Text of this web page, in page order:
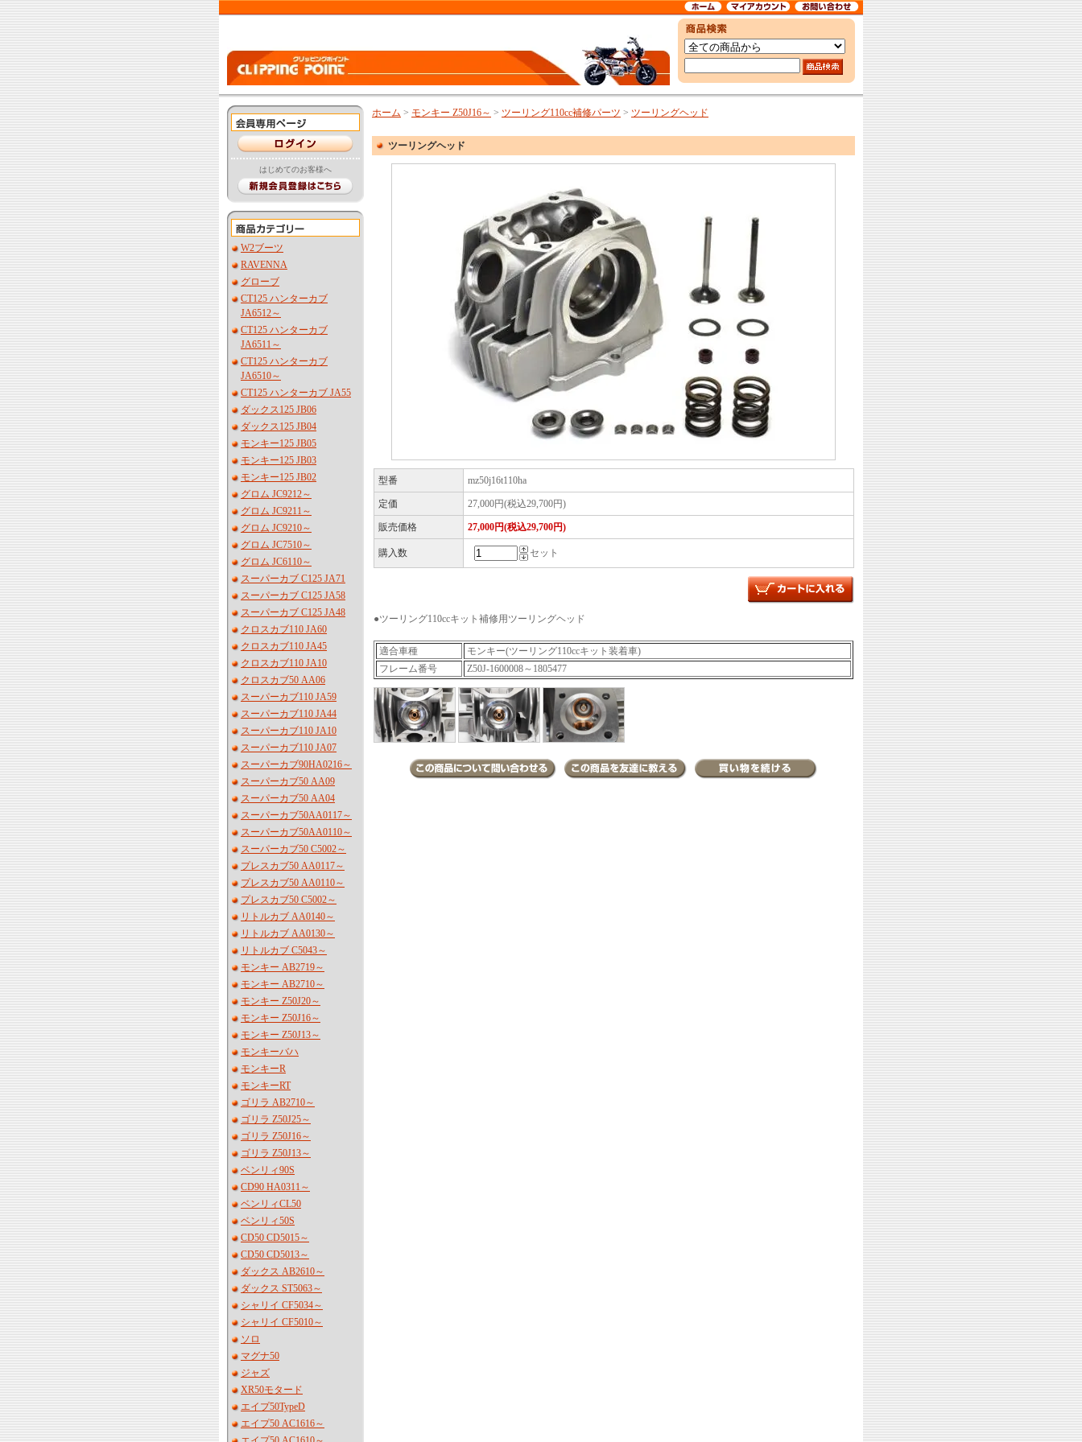
はじめてのお客様へ
W2ブーツ
RAVENNA
グローブ
CT125 ハンターカブ
JA6512～
CT125 ハンターカブ
JA6511～
CT125 ハンターカブ
JA6510～
CT125 ハンターカブ JA55
ダックス125 JB06
ダックス125 JB04
モンキー125 JB05
モンキー125 JB03
モンキー125 JB02
グロム JC9212～
グロム JC9211～
グロム JC9210～
グロム JC7510～
グロム JC6110～
スーパーカブ C125 JA71
スーパーカブ C125 JA58
スーパーカブ C125 JA48
クロスカブ110 JA60
クロスカブ110 JA45
クロスカブ110 JA10
クロスカブ50 AA06
スーパーカブ110 JA59
スーパーカブ110 JA44
スーパーカブ110 JA10
スーパーカブ110 JA07
スーパーカブ90HA0216～
スーパーカブ50 AA09
スーパーカブ50 AA04
スーパーカブ50AA0117～
スーパーカブ50AA0110～
スーパーカブ50 C5002～
プレスカブ50 AA0117～
プレスカブ50 AA0110～
プレスカブ50 C5002～
リトルカブ AA0140～
リトルカブ AA0130～
リトルカブ C5043～
モンキー AB2719～
モンキー AB2710～
モンキー Z50J20～
モンキー Z50J16～
モンキー Z50J13～
モンキーバハ
モンキーR
モンキーRT
ゴリラ AB2710～
ゴリラ Z50J25～
ゴリラ Z50J16～
ゴリラ Z50J13～
ベンリィ90S
CD90 HA0311～
ベンリィCL50
ベンリィ50S
CD50 CD5015～
CD50 CD5013～
ダックス AB2610～
ダックス ST5063～
シャリイ CF5034～
シャリイ CF5010～
ソロ
マグナ50
ジャズ
XR50モタード
エイプ50TypeD
エイプ50 AC1616～
ホーム > モンキー Z50J16～ > ツーリング110cc補修パーツ > ツーリングヘッド
ツーリングヘッド
型番 mz50j16t110ha
定価 27,000円(税込29,700円)
販売価格 27,000円(税込29,700円)
購入数 セット
●ツーリング110ccキット補修用ツーリングヘッド
適合車種
モンキー(ツーリング110ccキット装着車)
フレーム番号
Z50J-1600008～1805477